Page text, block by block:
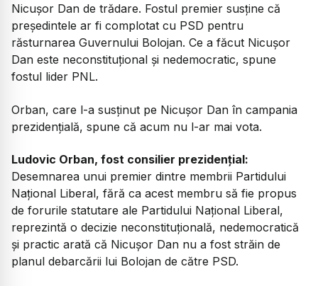
Nicușor Dan de trădare. Fostul premier susține că
președintele ar fi complotat cu PSD pentru
răsturnarea Guvernului Bolojan. Ce a făcut Nicușor
Dan este neconstituțional și nedemocratic, spune
fostul lider PNL.
Orban, care l-a susținut pe Nicușor Dan în campania
prezidențială, spune că acum nu l-ar mai vota.
Ludovic Orban, fost consilier prezidențial:
Desemnarea unui premier dintre membrii Partidului
Național Liberal, fără ca acest membru să fie propus
de forurile statutare ale Partidului Național Liberal,
reprezintă o decizie neconstituțională, nedemocratică
și practic arată că Nicușor Dan nu a fost străin de
planul debarcării lui Bolojan de către PSD.